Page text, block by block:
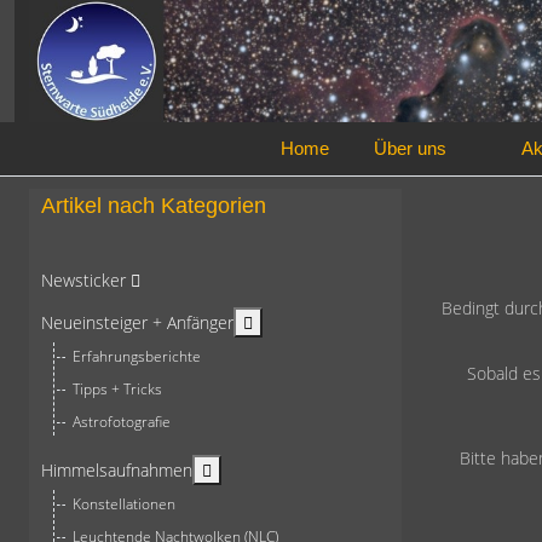
Home Über uns
Artikel nach Kategorien
Newsticker
Neueinsteiger + Anfänger
More about: Neueinsteiger +
Erfahrungsberichte
Tipps + Tricks
Astrofotografie
Himmelsaufnahmen More about: Himmelsaufnahmen
Konstellationen
Leuchtende Nachtwolken (NLC)
Bedingt
Sobald
Bitte